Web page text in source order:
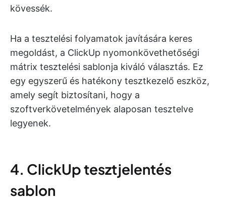
kövessék.
Ha a tesztelési folyamatok javítására keres
megoldást, a ClickUp nyomonkövethetőségi
mátrix tesztelési sablonja kiváló választás. Ez
egy egyszerű és hatékony tesztkezelő eszköz,
amely segít biztosítani, hogy a
szoftverkövetelmények alaposan tesztelve
legyenek.
4. ClickUp tesztjelentés
sablon